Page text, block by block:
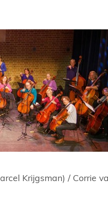
Krijgsman) / Corrie